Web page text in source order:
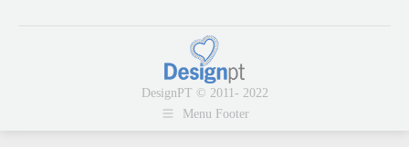
DesignPT © 2011- 2022
Menu Footer